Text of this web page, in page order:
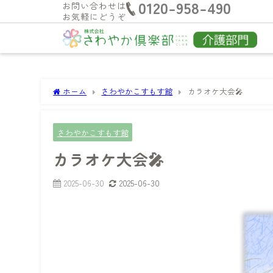
お問い合わせは
お気軽にどうぞ
0120-958-490
ホーム さわやかこすもす館 カラオケ大会🎤
さわやかこすもす館
カラオケ大会🎤
2025-06-30 2025-06-30